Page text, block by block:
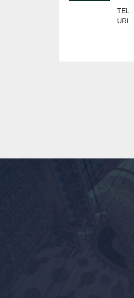
TEL :
URL :